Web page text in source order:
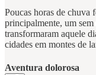
Poucas horas de chuva
principalmente, um
transformaram aquele
cidades em montes de
Aventura dolorosa